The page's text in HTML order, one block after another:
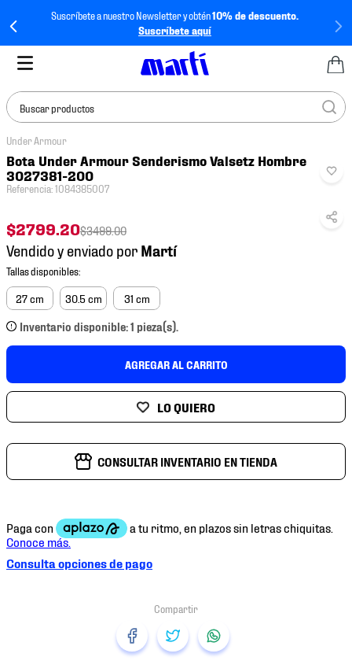
Suscríbete a nuestro Newsletter y obtén10% de descuento.
Suscríbete aquí
Buscar productos
Under Armour
Bota Under Armour Senderismo Valsetz Hombre
3027381-200
Referencia:1084385007
$2799.20$3499.00
Vendido y enviado por
27 cm 30.5 cm 31 cm
Inventario disponible: 1 pieza(s).
AGREGAR AL CARRITO
CONSULTAR INVENTARIO EN TIENDA
Consulta opciones de pago
TÉRMINOS MÁS
BUSCADOS
1.
tenis mujer
2.
tenis hombre
3.
tenis
4.
tenis futbol
5.
jersey
6.
mochila
8.
chivas
10. tenis nike